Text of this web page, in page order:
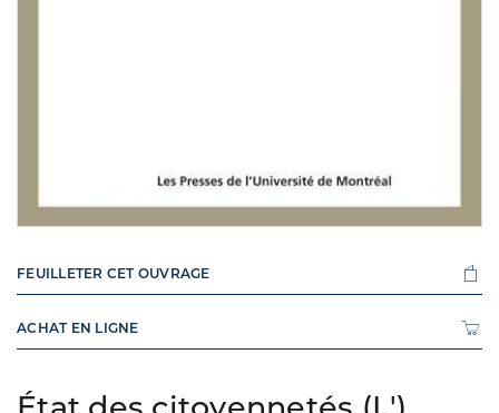
FEUILLETER CET OUVRAGE
ACHAT EN LIGNE